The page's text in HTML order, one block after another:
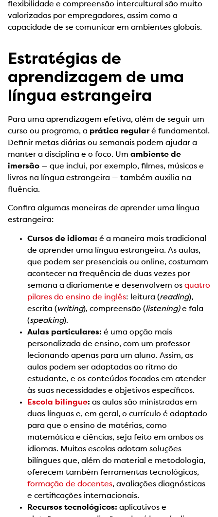
flexibilidade e compreensão intercultural são muito
valorizadas por empregadores, assim como a
capacidade de se comunicar em ambientes globais.
Estratégias de
aprendizagem de uma
língua estrangeira
Para uma aprendizagem efetiva, além de seguir um
curso ou programa, a prática regularé fundamental.
Definir metas diárias ou semanais podem ajudar a
manter a disciplina e o foco. Um ambiente de
imersão — que inclui, por exemplo, filmes, músicas e
livros na língua estrangeira — também auxilia na
fluência.
Confira algumas maneiras de aprender uma língua
estrangeira:
Cursos de idioma: é a maneira mais tradicional
de aprender uma língua estrangeira. As aulas,
que podem ser presenciais ou online, costumam
acontecer na frequência de duas vezes por
semana a diariamente e desenvolvem os quatro
pilares do ensino de inglês: leitura (reading),
escrita (writing), compreensão (listening)e fala
(speaking).
Aulas particulares: é uma opção mais
personalizada de ensino, com um professor
lecionando apenas para um aluno. Assim, as
aulas podem ser adaptadas ao ritmo do
estudante, e os conteúdos focados em atender
às suas necessidades e objetivos específicos.
Escola bilíngue: as aulas são ministradas em
duas línguas e, em geral, o currículo é adaptado
para que o ensino de matérias, como
matemática e ciências, seja feito em ambos os
idiomas. Muitas escolas adotam soluções
bilíngues que, além do material e metodologia,
oferecem também ferramentas tecnológicas,
formação de docentes, avaliações diagnósticas
e certificações internacionais.
Recursos tecnológicos: aplicativos e